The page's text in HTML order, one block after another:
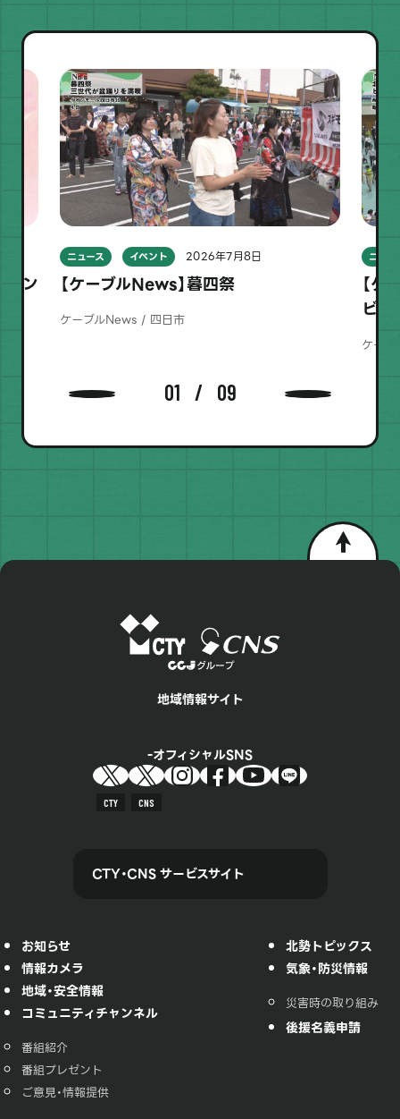
ィン
ニュース イベント 2026年7月8日
【ケーブルNews】暮四祭
ケーブルNews / 四日市
ニュー
【
ビジ
ケー
01 09
地域情報サイト
オフィシャルSNS
CTY CNS
CTY・CNS サービスサイト
お知らせ
情報カメラ
地域・安全情報
コミュニティチャンネル
番組紹介
番組プレゼント
ご意見・情報提供
北勢トピックス
気象・防災情報
災害時の取り組み
後援名義申請